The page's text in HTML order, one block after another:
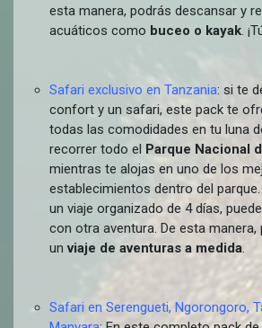
esta manera, podrás descansar y
acuáticos como buceo o kayak.
Safari exclusivo en Tanzania: si te
confort y un safari, este pack te
todas las comodidades en tu luna
recorrer todo el Parque Nacional
mientras te alojas en uno de los
establecimientos dentro del
un viaje organizado de 4 días,
con otra aventura. De esta manera,
unviaje de aventuras a medida.
Safari en Serengueti, Ngorongoro,